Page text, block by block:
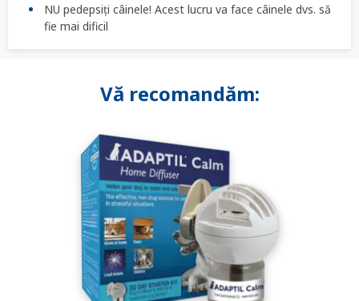
NU pedepsiți câinele! Acest lucru va face câinele dvs. să
fie mai dificil
Vă recomandăm: